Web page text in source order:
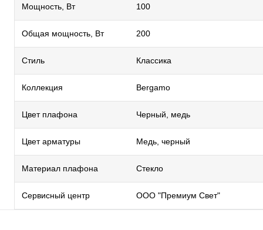
Мощность, Вт 100
Общая мощность, Вт 200
Стиль Классика
Коллекция Bergamo
Цвет плафона Черный, медь
Цвет арматуры Медь, черный
Материал плафона Стекло
Сервисный центр ООО "Премиум Свет"